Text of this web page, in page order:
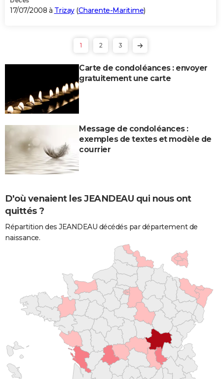
17/07/2008 à Trizay(Charente-Maritime)
1 2 3
Carte de condoléances : envoyer
gratuitement une carte
Message de condoléances :
exemples de textes et modèle de
courrier
D'où venaient les JEANDEAU qui nous ont
quittés ?
Répartition des JEANDEAU décédés par département de
naissance.